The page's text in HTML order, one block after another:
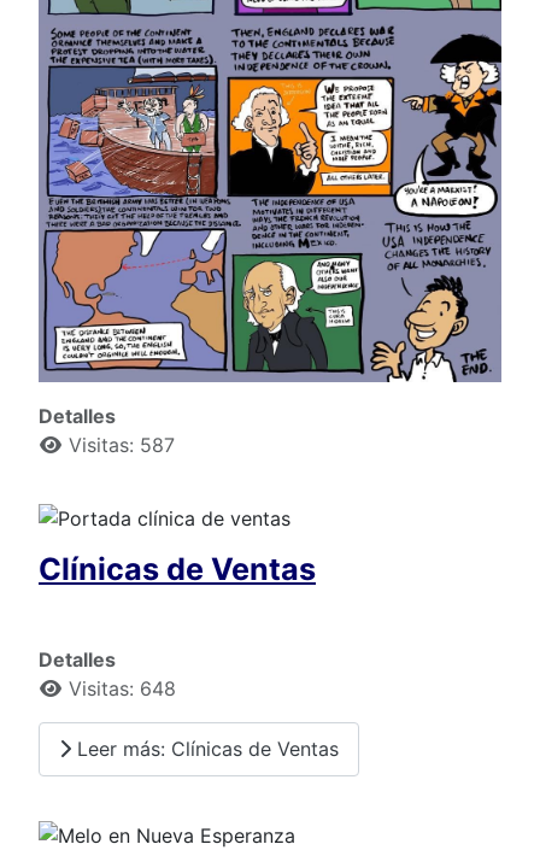
Detalles
Visitas: 587
Clínicas de Ventas
Detalles
Visitas: 648
Leer más: Clínicas de Ventas